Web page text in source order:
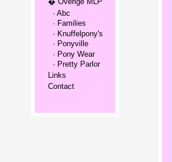
· Abc
· Families
· Knuffelpony's
· Ponyville
· Pony Wear
· Pretty Parlor
Links
Contact